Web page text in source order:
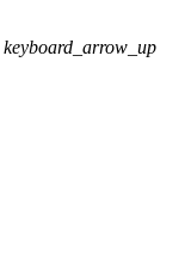
keyboard_arrow_up